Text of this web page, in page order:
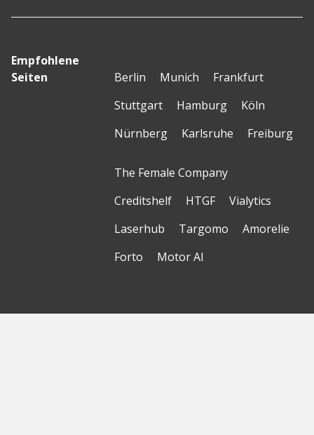
Empfohlene
Seiten
Berlin Munich
Frankfurt
Stuttgart
Hamburg
Köln
Nürnberg
Karlsruhe Freiburg
The Female Company
Creditshelf
HTGF
Vialytics
Laserhub
Targomo
Amorelie
Forto
Motor AI